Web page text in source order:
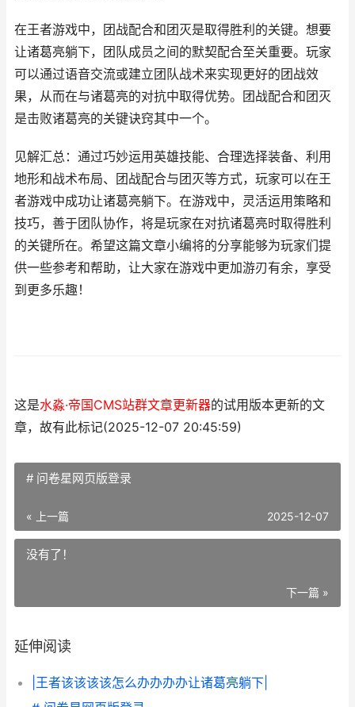
在王者游戏中，团战配合和团灭是取得胜利的关键。想要
让诸葛亮躺下，团队成员之间的默契配合至关重要。玩家
可以通过语音交流或建立团队战术来实现更好的团战效
果，从而在与诸葛亮的对抗中取得优势。团战配合和团灭
是击败诸葛亮的关键诀窍其中一个。
见解汇总：通过巧妙运用英雄技能、合理选择装备、利用
地形和战术布局、团战配合与团灭等方式，玩家可以在王
者游戏中成功让诸葛亮躺下。在游戏中，灵活运用策略和
技巧，善于团队协作，将是玩家在对抗诸葛亮时取得胜利
的关键所在。希望这篇文章小编将的分享能够为玩家们提
供一些参考和帮助，让大家在游戏中更加游刃有余，享受
到更多乐趣！
这是水淼·帝国CMS站群文章更新器的试用版本更新的文
章，故有此标记(2025-12-07 20:45:59)
# 问卷星网页版登录
« 上一篇 2025-12-07
没有了！
下一篇 »
延伸阅读
|王者该该该该怎么办办办办让诸葛亮躺下|